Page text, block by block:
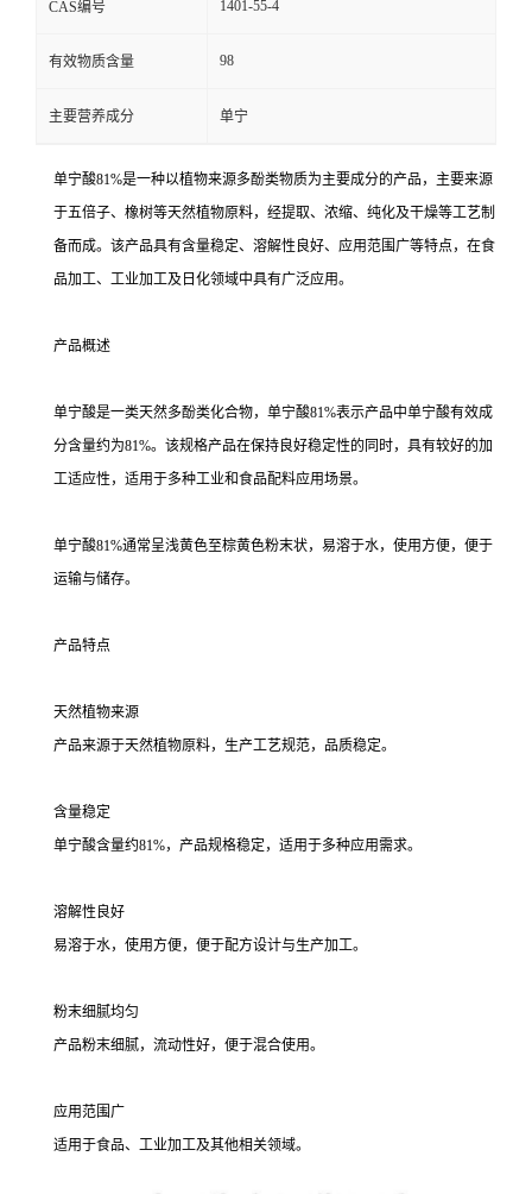
CAS编号 1401-55-4
有效物质含量 98
主要营养成分 单宁
单宁酸81%是一种以植物来源多酚类物质为主要成分的产品，主要来源
于五倍子、橡树等天然植物原料，经提取、浓缩、纯化及干燥等工艺制
备而成。该产品具有含量稳定、溶解性良好、应用范围广等特点，在食
品加工、工业加工及日化领域中具有广泛应用。
产品概述
单宁酸是一类天然多酚类化合物，单宁酸81%表示产品中单宁酸有效成
分含量约为81%。该规格产品在保持良好稳定性的同时，具有较好的加
工适应性，适用于多种工业和食品配料应用场景。
单宁酸81%通常呈浅黄色至棕黄色粉末状，易溶于水，使用方便，便于
运输与储存。
产品特点
天然植物来源
产品来源于天然植物原料，生产工艺规范，品质稳定。
含量稳定
单宁酸含量约81%，产品规格稳定，适用于多种应用需求。
溶解性良好
易溶于水，使用方便，便于配方设计与生产加工。
粉末细腻均匀
产品粉末细腻，流动性好，便于混合使用。
应用范围广
适用于食品、工业加工及其他相关领域。